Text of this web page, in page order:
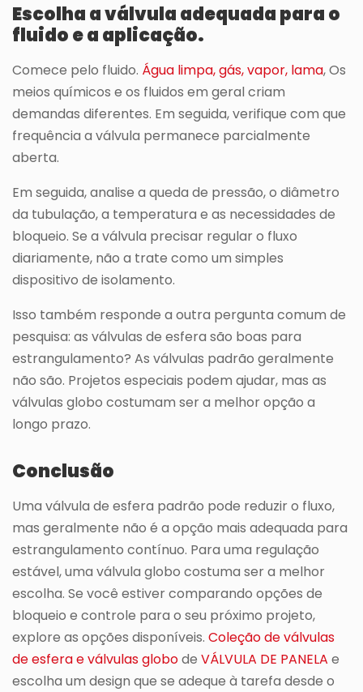
Escolha a válvula adequada para o
fluido e a aplicação.
Comece pelo fluido. Água limpa, gás, vapor, lama, Os
meios químicos e os fluidos em geral criam
demandas diferentes. Em seguida, verifique com que
frequência a válvula permanece parcialmente
aberta.
Em seguida, analise a queda de pressão, o diâmetro
da tubulação, a temperatura e as necessidades de
bloqueio. Se a válvula precisar regular o fluxo
diariamente, não a trate como um simples
dispositivo de isolamento.
Isso também responde a outra pergunta comum de
pesquisa: as válvulas de esfera são boas para
estrangulamento? As válvulas padrão geralmente
não são. Projetos especiais podem ajudar, mas as
válvulas globo costumam ser a melhor opção a
longo prazo.
Conclusão
Uma válvula de esfera padrão pode reduzir o fluxo,
mas geralmente não é a opção mais adequada para
estrangulamento contínuo. Para uma regulação
estável, uma válvula globo costuma ser a melhor
escolha. Se você estiver comparando opções de
bloqueio e controle para o seu próximo projeto,
explore as opções disponíveis. Coleção de válvulas
de esfera e válvulas globode VÁLVULA DE PANELA e
escolha um design que se adeque à tarefa desde o